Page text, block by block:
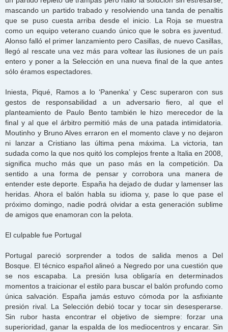
mascando un partido trabado y resolviendo una tanda de penaltis
que se puso cuesta arriba desde el inicio. La Roja se muestra
como un equipo veterano cuando único que le sobra es juventud.
Alonso falló el primer lanzamiento pero Casillas, de nuevo Casillas,
llegó al rescate una vez más para voltear las ilusiones de un país
entero y poner a la Selección en una nueva final de la que antes
sólo éramos espectadores.
Iniesta, Piqué, Ramos a lo ‘Panenka’ y Cesc superaron con sus
gestos de responsabilidad a un adversario fiero, al que el
planteamiento de Paulo Bento también le hizo merecedor de la
final y al que el árbitro permitió más de una patada intimidatoria.
Moutinho y Bruno Alves erraron en el momento clave y no dejaron
ni lanzar a Cristiano las última pena máxima. La victoria, tan
sudada como la que nos quitó los complejos frente a Italia en 2008,
significa mucho más que un paso más en la competición. Da
sentido a una forma de pensar y corrobora una manera de
entender este deporte. España ha dejado de dudar y lamenser las
heridas. Ahora el balón habla su idioma y, pase lo que pase el
próximo domingo, nadie podrá olvidar a esta generación sublime
de amigos que enamoran con la pelota.
El culpable fue Portugal
Portugal pareció sorprender a todos de salida menos a Del
Bosque. El técnico español alineó a Negredo por una cuestión que
se nos escapaba. La presión lusa obligaría en determinados
momentos a traicionar el estilo para buscar el balón profundo como
única salvación. España jamás estuvo cómoda por la asfixiante
presión rival. La Selección debió tocar y tocar sin desesperarse.
Sin rubor hasta encontrar el objetivo de siempre: forzar una
superioridad, ganar la espalda de los mediocentros y encarar. Sin